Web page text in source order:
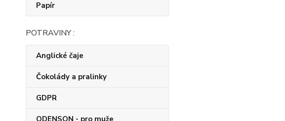
Papír
POTRAVINY :
Anglické čaje
Čokolády a pralinky
GDPR
ODENSON - pro muže